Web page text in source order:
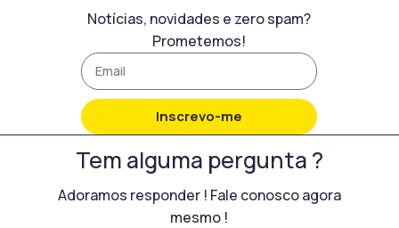
Notícias, novidades e zero spam?
Prometemos!
Inscrevo-me
Tem alguma pergunta ?
Adoramos responder ! Fale conosco agora
mesmo !